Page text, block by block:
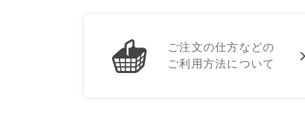
ご注文の仕方などの
ご利用方法について